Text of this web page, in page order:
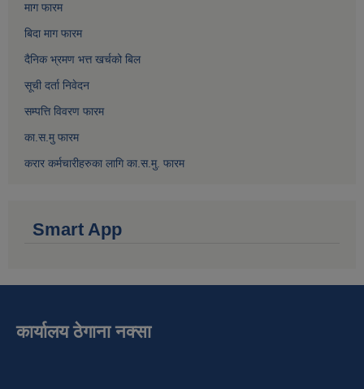
माग फारम
बिदा माग फारम
दैनिक भ्रमण भत्त खर्चको बिल
सूची दर्ता निवेदन
सम्पत्ति विवरण फारम
का.स.मु फारम
करार कर्मचारीहरुका लागि का.स.मु. फारम
Smart App
कार्यालय ठेगाना नक्सा